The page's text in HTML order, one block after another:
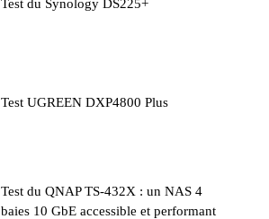
Test du Synology DS225+
Test UGREEN DXP4800 Plus
Test du QNAP TS-432X : un NAS 4
baies 10 GbE accessible et performant